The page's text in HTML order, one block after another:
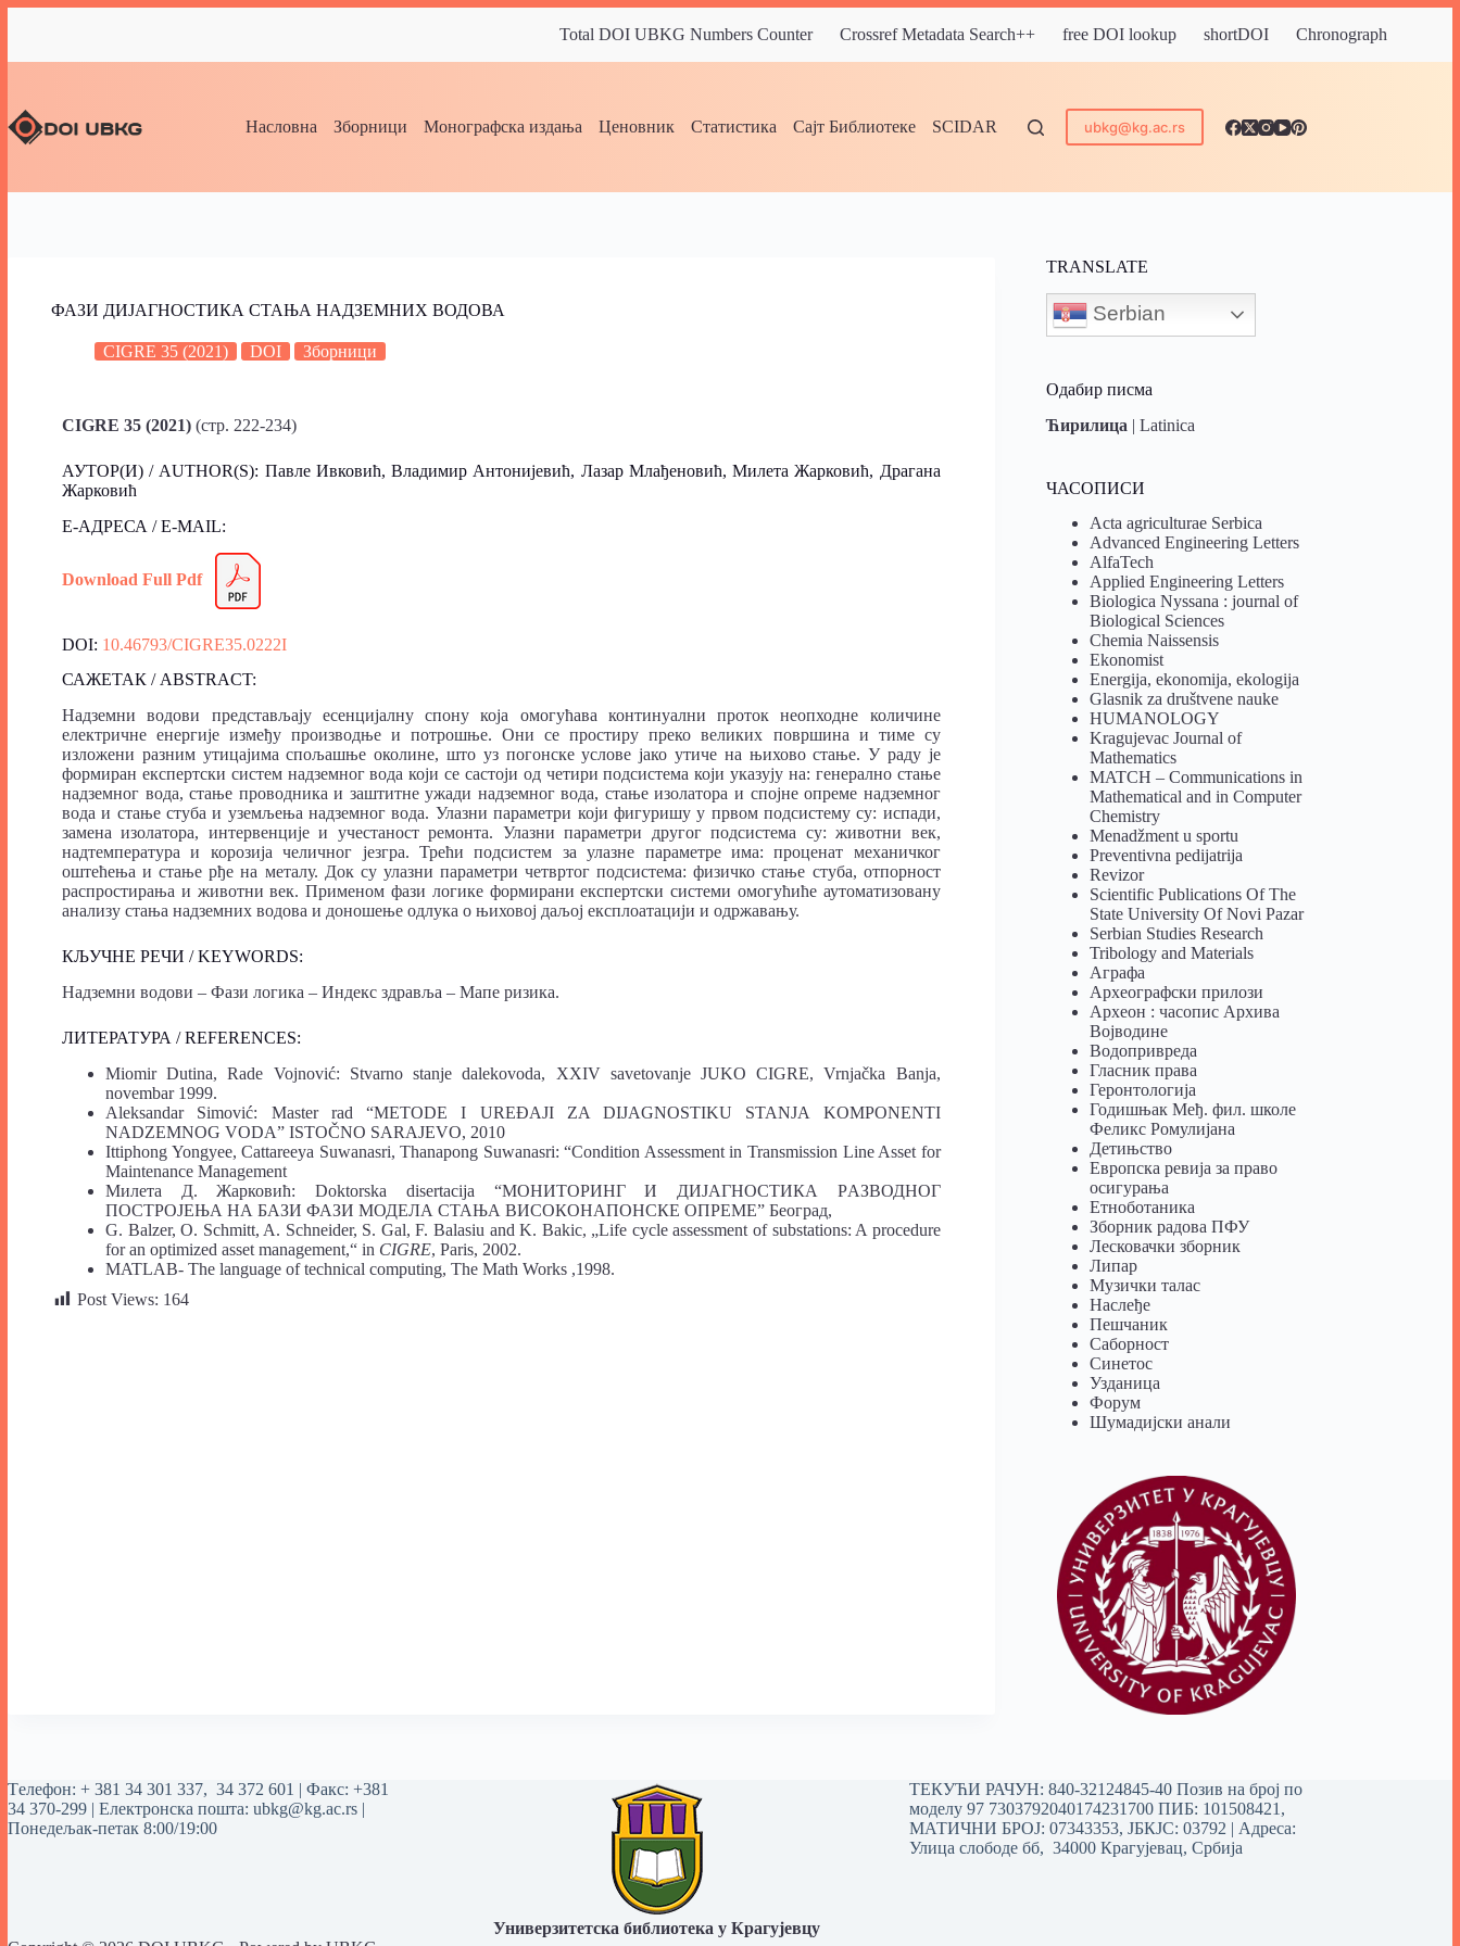
Total DOI UBKG Numbers Counter Crossref Metadata Search++ free DOI lookup shortDOI Chronograph
Насловна Зборници Монографска издања Ценовник Статистика Сајт Библиотеке SCIDAR ubkg@kg.ac.rs
ФАЗИ ДИЈАГНОСТИКА СТАЊА НАДЗЕМНИХ ВОДОВА
CIGRE 35 (2021) DOI Зборници
CIGRE 35 (2021) (стр. 222-234)
АУТОР(И) / AUTHOR(S): Павле Ивковић, Владимир Антонијевић, Лазар Млађеновић, Милета Жарковић, Драгана
Жарковић
Е-АДРЕСА / E-MAIL:
Download Full Pdf
DOI: 10.46793/CIGRE35.0222I
САЖЕТАК / ABSTRACT:
Надземни водови представљају есенцијалну спону која омогућава континуални проток неопходне количине
електричне енергије између производње и потрошње. Они се простиру преко великих површина и тиме су
изложени разним утицајима спољашње околине, што уз погонске услове јако утиче на њихово стање. У раду је
формиран експертски систем надземног вода који се састоји од четири подсистема који указују на: генерално стање
надземног вода, стање проводника и заштитне ужади надземног вода, стање изолатора и спојне опреме надземног
вода и стање стуба и уземљења надземног вода. Улазни параметри који фигуришу у првом подсистему су: испади,
замена изолатора, интервенције и учестаност ремонта. Улазни параметри другог подсистема су: животни век,
надтемпература и корозија челичног језгра. Трећи подсистем за улазне параметре има: проценат механичког
оштећења и стање рђе на металу. Док су улазни параметри четвртог подсистема: физичко стање стуба, отпорност
распростирања и животни век. Применом фази логике формирани експертски системи омогућиће аутоматизовану
анализу стања надземних водова и доношење одлука о њиховој даљој експлоатацији и одржавању.
КЉУЧНЕ РЕЧИ / KEYWORDS:
Надземни водови – Фази логика – Индекс здравља – Мапе ризика.
ЛИТЕРАТУРА / REFERENCES:
Miomir Dutina, Rade Vojnović: Stvarno stanje dalekovoda, XXIV savetovanje JUKO CIGRE, Vrnjačka Banja,
novembar 1999.
Aleksandar Simović: Master rad “METODE I UREĐAJI ZA DIJAGNOSTIKU STANJA KOMPONENTI
NADZEMNOG VODA” ISTOČNO SARAJEVO, 2010
Ittiphong Yongyee, Cattareeya Suwanasri, Thanapong Suwanasri: “Condition Assessment in Transmission Line Asset for
Maintenance Management
Mилета Д. Жарковић: Doktorska disertacija “МОНИТОРИНГ И ДИЈАГНОСТИКА РAЗВОДНОГ
ПОСТРОЈЕЊА НА БАЗИ ФАЗИ МОДЕЛА СТАЊА ВИСОКОНАПОНСКЕ ОПРЕМЕ” Београд,
G. Balzer, O. Schmitt, A. Schneider, S. Gal, F. Balasiu and K. Bakic, „Life cycle assessment of substations: A procedure
for an optimized asset management,“ in CIGRE, Paris, 2002.
MATLAB- The language of technical computing, The Math Works ,1998.
Post Views: 164
TRANSLATE
Serbian
Одабир писма
Ћирилица |Latinica
ЧАСОПИСИ
Acta agriculturae Serbica
Advanced Engineering Letters
AlfaTech
Applied Engineering Letters
Biologica Nyssana : journal of
Biological Sciences
Chemia Naissensis
Ekonomist
Energija, ekonomija, ekologija
Glasnik za društvene nauke
HUMANOLOGY
Kragujevac Journal of
Mathematics
MATCH – Communications in
Mathematical and in Computer
Chemistry
Menadžment u sportu
Preventivna pedijatrija
Revizor
Scientific Publications Of The
State University Of Novi Pazar
Serbian Studies Research
Tribology and Materials
Аграфа
Археографски прилози
Археон : часопис Архива
Војводине
Водопривреда
Гласник права
Геронтологија
Годишњак Међ. фил. школе
Феликс Ромулијана
Детињство
Европска ревија за право
осигурања
Eтноботаника
Зборник радова ПФУ
Лесковачки зборник
Липар
Музички талас
Наслеђе
Пешчаник
Саборност
Синетос
Узданица
Форум
Шумадијски анали
Tелефон: + 381 34 301 337, 34 372 601 | Факс: +381
34 370-299 | Електронска пошта: ubkg@kg.ac.rs |
Понедељак-петак 8:00/19:00
Универзитетска библиотека у Крагујевцу
ТЕКУЋИ РАЧУН: 840-32124845-40 Позив на број по
моделу 97 7303792040174231700ПИБ: 101508421,
МАТИЧНИ БРОЈ: 07343353, ЈБКЈС: 03792 | Aдреса:
Улица слободе бб, 34000 Крагујевац, Србија